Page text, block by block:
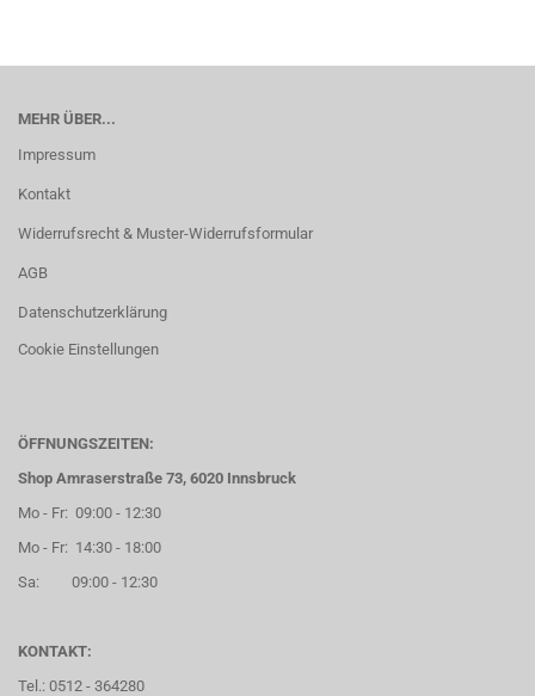
MEHR ÜBER...
Impressum
Kontakt
Widerrufsrecht & Muster-Widerrufsformular
AGB
Datenschutzerklärung
Cookie Einstellungen
ÖFFNUNGSZEITEN:
Shop Amraserstraße 73, 6020 Innsbruck
Mo - Fr: 09:00 - 12:30
Mo - Fr: 14:30 - 18:00
Sa: 09:00 - 12:30
KONTAKT:
Tel.: 0512 - 364280